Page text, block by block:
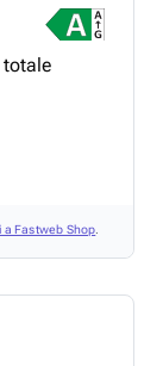
totale
a Fastweb Shop